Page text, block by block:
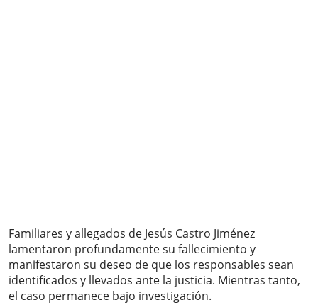
Familiares y allegados de Jesús Castro Jiménez
lamentaron profundamente su fallecimiento y
manifestaron su deseo de que los responsables sean
identificados y llevados ante la justicia. Mientras tanto,
el caso permanece bajo investigación.